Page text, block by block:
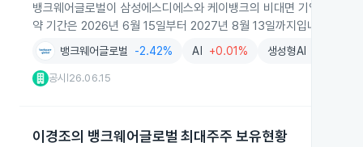
뱅크웨어글로벌이 삼성에스디에스와 케이뱅크의 비대면 기업 채널
약 기간은 2026년 6월 15일부터 2027년 8월 13일까지입니다.
뱅크웨어글로벌 -2.42% AI +0.01% 생성형AI
공시 26.06.15
이경조의 뱅크웨어글로벌 최대주주 보유현황